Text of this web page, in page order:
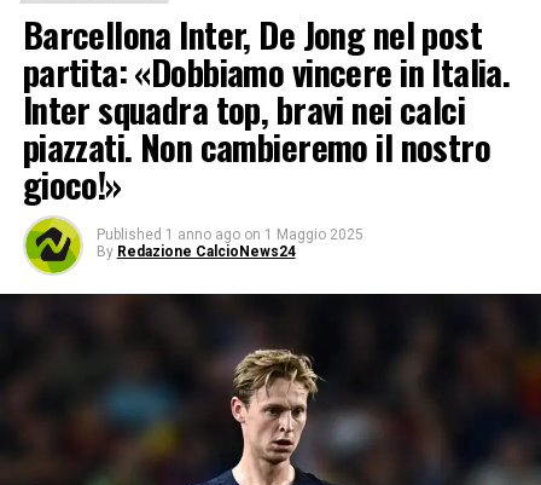
Barcellona Inter, De Jong nel post
partita: «Dobbiamo vincere in Italia.
Inter squadra top, bravi nei calci
piazzati. Non cambieremo il nostro
gioco!»
Published 1 anno ago on 1 Maggio 2025
By Redazione CalcioNews24